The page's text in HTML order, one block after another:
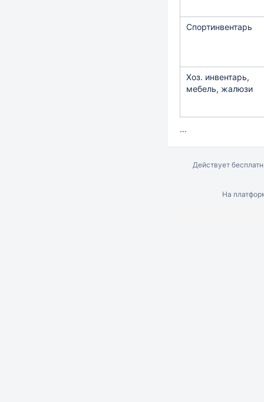
Спортинвентарь
Хоз. инвентарь,
мебель, жалюзи
...
Действует
На